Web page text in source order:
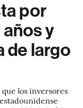
por
años y
de largo
los inversores